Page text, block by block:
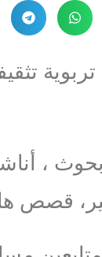
،